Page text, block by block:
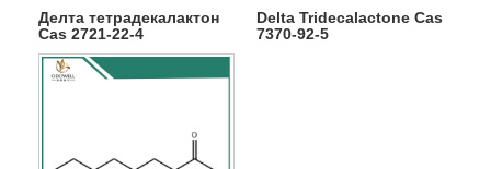
Делта тетрадекалактон
Cas 2721-22-4
Delta Tridecalactone Cas
7370-92-5